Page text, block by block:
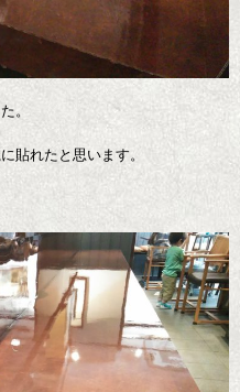
。
貼れたと思います。